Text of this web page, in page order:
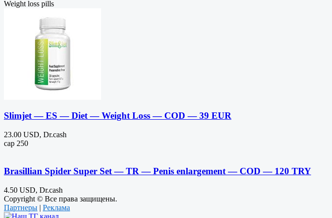
Weight loss pills
Slimjet — ES — Diet — Weight Loss — COD — 39 EUR
23.00 USD, Dr.cash
cap 250
Brasillian Spider Super Set — TR — Penis enlargement — COD — 120 TRY
4.50 USD, Dr.cash
Copyright © Все права защищены.
Партнеры | Реклама